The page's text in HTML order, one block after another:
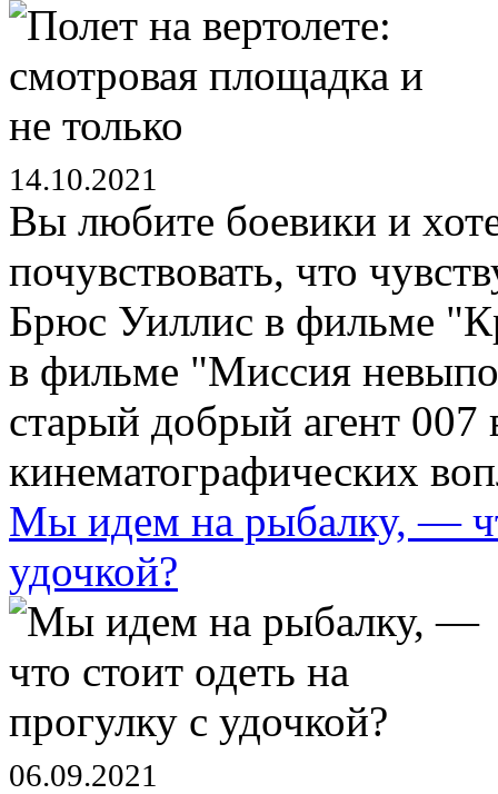
14.10.2021
Вы любите боевики и
почувствовать, что
Брюс Уиллис в фильме
в фильме "Миссия
старый добрый агент 007
кинематографических
Мы идем на рыбалку, —
удочкой?
06.09.2021